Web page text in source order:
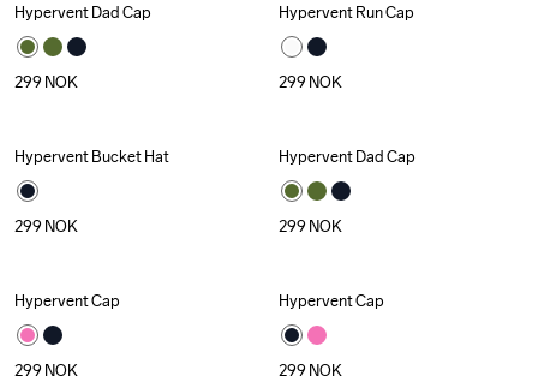
Hypervent Dad Cap
299 NOK
Hypervent Run Cap
299 NOK
Hypervent Bucket Hat
299 NOK
Hypervent Dad Cap
299 NOK
Hypervent Cap
299 NOK
Hypervent Cap
299 NOK